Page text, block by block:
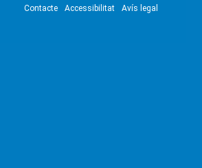
Contacte Accessibilitat Avís legal